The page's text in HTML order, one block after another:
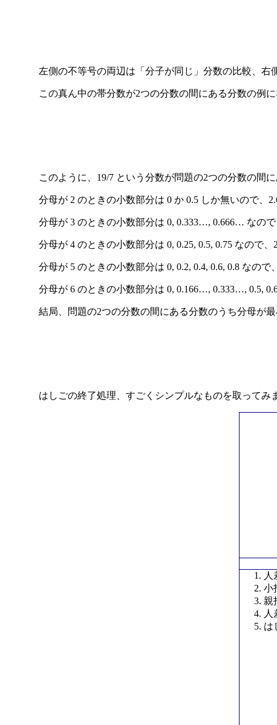
左側の不等号の両辺は「分子が同じ」分数の比較、右
この真ん中の帯分数が2つの分数の間にある分数の例
このように、19/7 という分数が問題の2つの分数の間
分母が 2 のときの小数部分は 0 か 0.5 しか無いので、
分母が 3 のときの小数部分は 0, 0.333…, 0.666… なので
分母が 4 のときの小数部分は 0, 0.25, 0.5, 0.75 なので、
分母が 5 のときの小数部分は 0, 0.2, 0.4, 0.6, 0.8 なので
分母が 6 のときの小数部分は 0, 0.166…, 0.333…, 0.5,
結局、問題の2つの分数の間にある分数のうち分母が
はしごの終了処理、すごくシンプルなものを取ってみ
人
小
親
人
は